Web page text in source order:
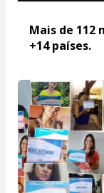
Mais de 112
+14 países.